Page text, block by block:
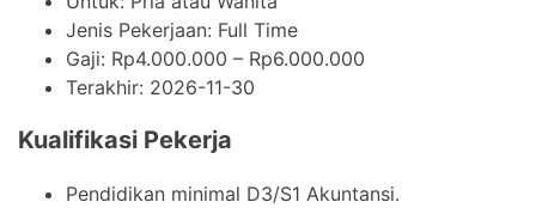
Jenis Pekerjaan: Full Time
Gaji: Rp4.000.000 – Rp6.000.000
Terakhir: 2026-11-30
Kualifikasi Pekerja
Pendidikan minimal D3/S1 Akuntansi.